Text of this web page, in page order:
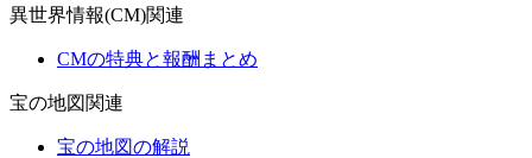
異世界情報(CM)関連
CMの特典と報酬まとめ
宝の地図関連
宝の地図の解説